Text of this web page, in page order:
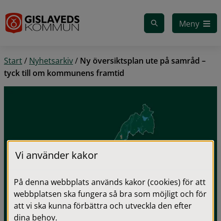
Meny
Start/ Nyhetsarkiv/ Ny översiktsplan ute på samråd –
tyck till om kommunens framtid
Vi använder kakor
På denna webbplats används kakor (cookies) för att
webbplatsen ska fungera så bra som möjligt och för
att vi ska kunna förbättra och utveckla den efter
dina behov.